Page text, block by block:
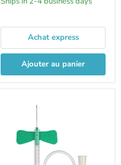
Achat express
Ajouter au panier